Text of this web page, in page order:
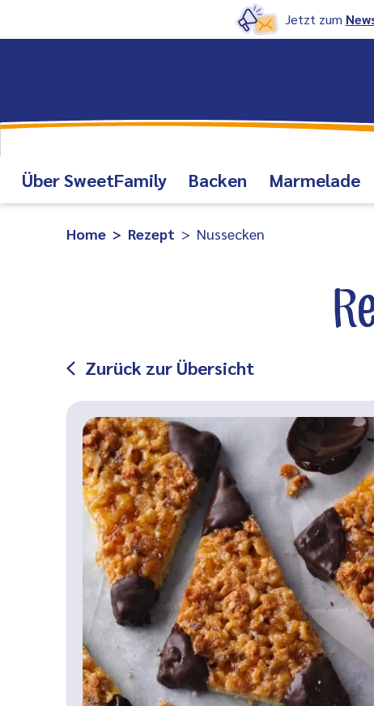
Jetzt zum
Über SweetFamily Backen Marmelade
Home Rezept Nussecken
Zurück zur Übersicht